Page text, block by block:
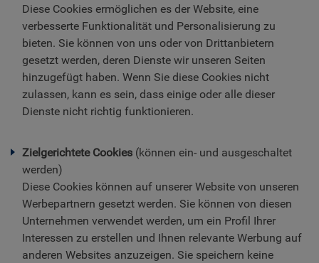
Diese Cookies ermöglichen es der Website, eine
verbesserte Funktionalität und Personalisierung zu
bieten. Sie können von uns oder von Drittanbietern
gesetzt werden, deren Dienste wir unseren Seiten
hinzugefügt haben. Wenn Sie diese Cookies nicht
zulassen, kann es sein, dass einige oder alle dieser
Dienste nicht richtig funktionieren.
Zielgerichtete Cookies (können ein- und ausgeschaltet
werden)
Diese Cookies können auf unserer Website von unseren
Werbepartnern gesetzt werden. Sie können von diesen
Unternehmen verwendet werden, um ein Profil Ihrer
Interessen zu erstellen und Ihnen relevante Werbung auf
anderen Websites anzuzeigen. Sie speichern keine